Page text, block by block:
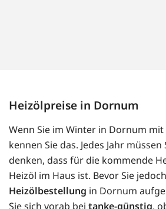
Heizölpreise in Dornum
Wenn Sie im Winter in Dornum mit
kennen Sie das. Jedes Jahr
denken, dass für die kommende
Heizöl im Haus ist. Bevor Sie
Heizölbestellung in Dornum
Sie sich vorab bei tanke-günstig,